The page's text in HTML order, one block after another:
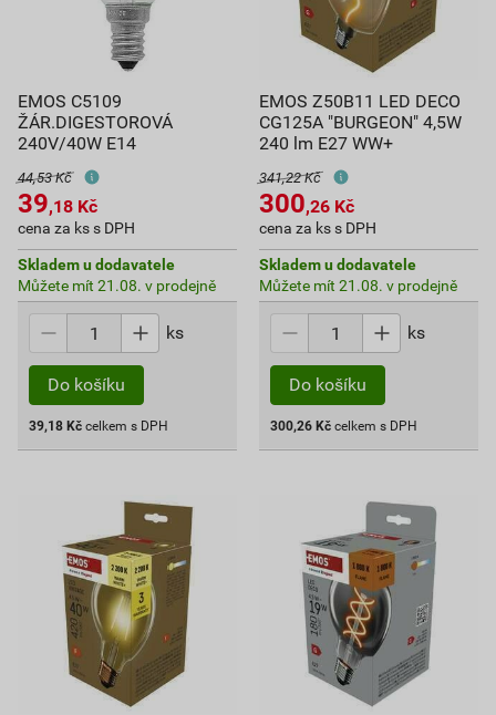
EMOS C5109
ŽÁR.DIGESTOROVÁ
240V/40W E14
44,53 Kč
39,18 Kč
cena za ks s DPH
Skladem u dodavatele
Můžete mít 21.08. v prodejně
ks
Do košíku
39,18 Kč celkem s DPH
EMOS Z50B11 LED DECO
CG125A "BURGEON" 4,5W
240 lm E27 WW+
341,22 Kč
300,26 Kč
cena za ks s DPH
Skladem u dodavatele
Můžete mít 21.08. v prodejně
ks
Do košíku
300,26 Kč celkem s DPH